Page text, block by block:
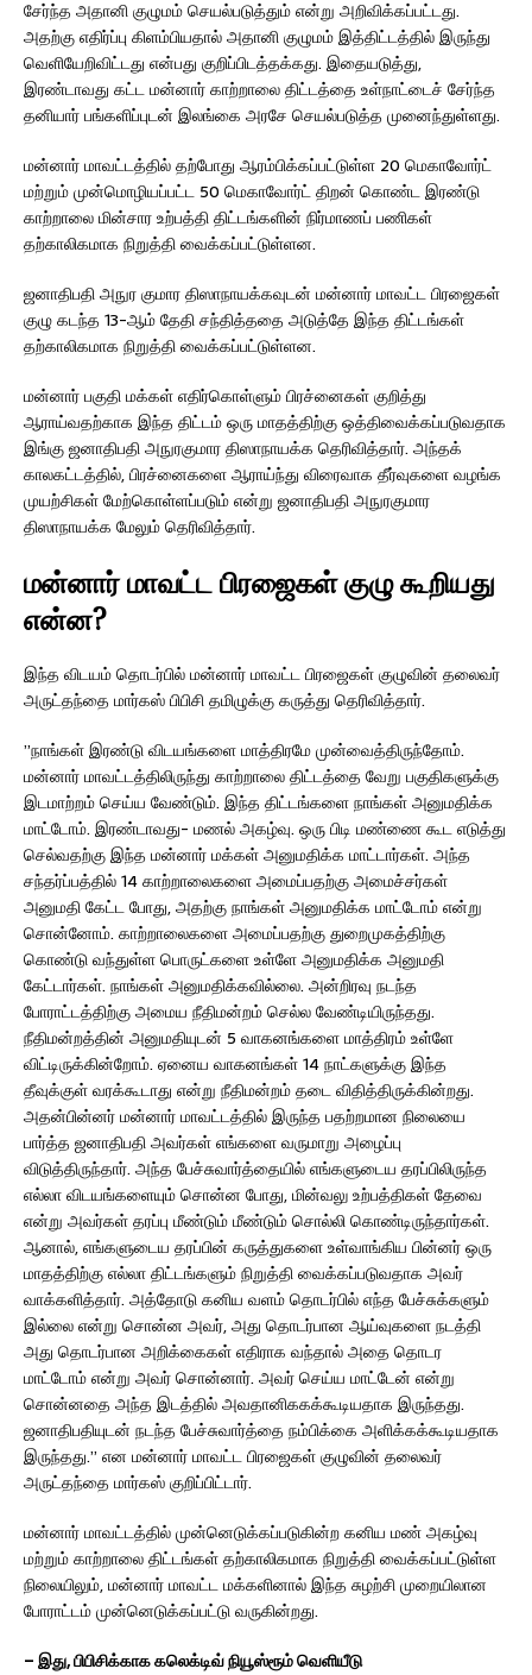
சேர்ந்த அதானி குழுமம் செயல்படுத்தும் என்று அறிவிக்கப்பட்டது.
அதற்கு எதிர்ப்பு கிளம்பியதால் அதானி குழுமம் இத்திட்டத்தில் இருந்து
வெளியேறிவிட்டது என்பது குறிப்பிடத்தக்கது. இதையடுத்து,
இரண்டாவது கட்ட மன்னார் காற்றாலை திட்டத்தை உள்நாட்டைச் சேர்ந்த
தனியார் பங்களிப்புடன் இலங்கை அரசே செயல்படுத்த முனைந்துள்ளது.
மன்னார் மாவட்டத்தில் தற்போது ஆரம்பிக்கப்பட்டுள்ள 20 மெகாவோர்ட்
மற்றும் முன்மொழியப்பட்ட 50 மெகாவோர்ட் திறன் கொண்ட இரண்டு
காற்றாலை மின்சார உற்பத்தி திட்டங்களின் நிர்மாணப் பணிகள்
தற்காலிகமாக நிறுத்தி வைக்கப்பட்டுள்ளன.
ஜனாதிபதி அநுர குமார திஸாநாயக்கவுடன் மன்னார் மாவட்ட பிரஜைகள்
குழு கடந்த 13-ஆம் தேதி சந்தித்ததை அடுத்தே இந்த திட்டங்கள்
தற்காலிகமாக நிறுத்தி வைக்கப்பட்டுள்ளன.
மன்னார் பகுதி மக்கள் எதிர்கொள்ளும் பிரச்னைகள் குறித்து
ஆராய்வதற்காக இந்த திட்டம் ஒரு மாதத்திற்கு ஒத்திவைக்கப்படுவதாக
இங்கு ஜனாதிபதி அநுரகுமார திஸாநாயக்க தெரிவித்தார். அந்தக்
காலகட்டத்தில், பிரச்னைகளை ஆராய்ந்து விரைவாக தீர்வுகளை வழங்க
முயற்சிகள் மேற்கொள்ளப்படும் என்று ஜனாதிபதி அநுரகுமார
திஸாநாயக்க மேலும் தெரிவித்தார்.
மன்னார் மாவட்ட பிரஜைகள் குழு கூறியது
என்ன?
இந்த விடயம் தொடர்பில் மன்னார் மாவட்ட பிரஜைகள் குழுவின் தலைவர்
அருட்தந்தை மார்கஸ் பிபிசி தமிழுக்கு கருத்து தெரிவித்தார்.
”நாங்கள் இரண்டு விடயங்களை மாத்திரமே முன்வைத்திருந்தோம்.
மன்னார் மாவட்டத்திலிருந்து காற்றாலை திட்டத்தை வேறு பகுதிகளுக்கு
இடமாற்றம் செய்ய வேண்டும். இந்த திட்டங்களை நாங்கள் அனுமதிக்க
மாட்டோம். இரண்டாவது- மணல் அகழ்வு. ஒரு பிடி மண்ணை கூட எடுத்து
செல்வதற்கு இந்த மன்னார் மக்கள் அனுமதிக்க மாட்டார்கள். அந்த
சந்தர்ப்பத்தில் 14 காற்றாலைகளை அமைப்பதற்கு அமைச்சர்கள்
அனுமதி கேட்ட போது, அதற்கு நாங்கள் அனுமதிக்க மாட்டோம் என்று
சொன்னோம். காற்றாலைகளை அமைப்பதற்கு துறைமுகத்திற்கு
கொண்டு வந்துள்ள பொருட்களை உள்ளே அனுமதிக்க அனுமதி
கேட்டார்கள். நாங்கள் அனுமதிக்கவில்லை. அன்றிரவு நடந்த
போராட்டத்திற்கு அமைய நீதிமன்றம் செல்ல வேண்டியிருந்தது.
நீதிமன்றத்தின் அனுமதியுடன் 5 வாகனங்களை மாத்திரம் உள்ளே
விட்டிருக்கின்றோம். ஏனைய வாகனங்கள் 14 நாட்களுக்கு இந்த
தீவுக்குள் வரக்கூடாது என்று நீதிமன்றம் தடை விதித்திருக்கின்றது.
அதன்பின்னர் மன்னார் மாவட்டத்தில் இருந்த பதற்றமான நிலையை
பார்த்த ஜனாதிபதி அவர்கள் எங்களை வருமாறு அழைப்பு
விடுத்திருந்தார். அந்த பேச்சுவார்த்தையில் எங்களுடைய தரப்பிலிருந்த
எல்லா விடயங்களையும் சொன்ன போது, மின்வலு உற்பத்திகள் தேவை
என்று அவர்கள் தரப்பு மீண்டும் மீண்டும் சொல்லி கொண்டிருந்தார்கள்.
ஆனால், எங்களுடைய தரப்பின் கருத்துகளை உள்வாங்கிய பின்னர் ஒரு
மாதத்திற்கு எல்லா திட்டங்களும் நிறுத்தி வைக்கப்படுவதாக அவர்
வாக்களித்தார். அத்தோடு கனிய வளம் தொடர்பில் எந்த பேச்சுக்களும்
இல்லை என்று சொன்ன அவர், அது தொடர்பான ஆய்வுகளை நடத்தி
அது தொடர்பான அறிக்கைகள் எதிராக வந்தால் அதை தொடர
மாட்டோம் என்று அவர் சொன்னார். அவர் செய்ய மாட்டேன் என்று
சொன்னதை அந்த இடத்தில் அவதானிககக்கூடியதாக இருந்தது.
ஜனாதிபதியுடன் நடந்த பேச்சுவார்த்தை நம்பிக்கை அளிக்கக்கூடியதாக
இருந்தது.” என மன்னார் மாவட்ட பிரஜைகள் குழுவின் தலைவர்
அருட்தந்தை மார்கஸ் குறிப்பிட்டார்.
மன்னார் மாவட்டத்தில் முன்னெடுக்கப்படுகின்ற கனிய மண் அகழ்வு
மற்றும் காற்றாலை திட்டங்கள் தற்காலிகமாக நிறுத்தி வைக்கப்பட்டுள்ள
நிலையிலும், மன்னார் மாவட்ட மக்களினால் இந்த சுழற்சி முறையிலான
போராட்டம் முன்னெடுக்கப்பட்டு வருகின்றது.
– இது, பிபிசிக்காக கலெக்டிவ் நியூஸ்ரூம் வெளியீடு